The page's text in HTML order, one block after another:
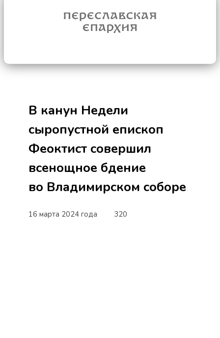
В канун Недели
сыропустной епископ
Феоктист совершил
всенощное бдение
во Владимирском соборе
16 марта 2024 года 320